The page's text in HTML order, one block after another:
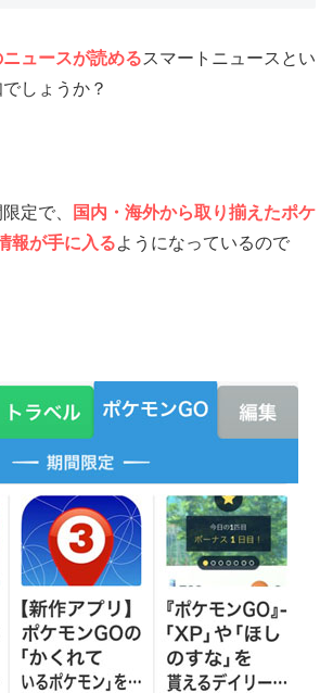
ュースが読めるスマートニュースとい
しょうか？
定で、
国内・海外から取り揃えたポケ
報が手に入るようになっているので